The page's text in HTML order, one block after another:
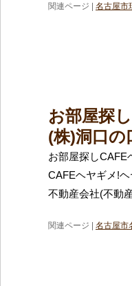
関連ページ | 名古屋市
お部屋探
(株)洞口の
お部屋探しCAFE
CAFEヘヤギメ!
不動産会社(不動
関連ページ | 名古屋市